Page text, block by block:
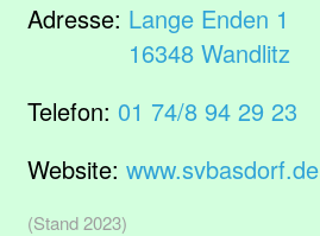
Adresse: Lange Enden 1
16348 Wandlitz
Telefon: 01 74/8 94 29 23
Website: www.svbasdorf.de
(Stand 2023)